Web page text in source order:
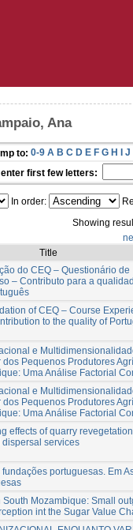
Ana
to: 0-9 A B C D E F G H I J
first few letters:
In order:
Showing
Title
do CEQ – Questionário de
– Contributo para a
of CEQ – Course
to the quality of
e
dos Pequenos Produtores
Uma Análise Factorial
e
dos Pequenos Produtores
Uma Análise Factorial
effects of quarry
services
portuguesas. Em
South Mozambique: Small
int the Sugar Value